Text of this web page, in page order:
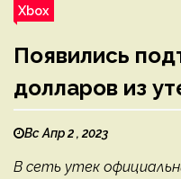
Xbox
Появились
долларов из
Вс Апр 2 , 2023
В сеть утек